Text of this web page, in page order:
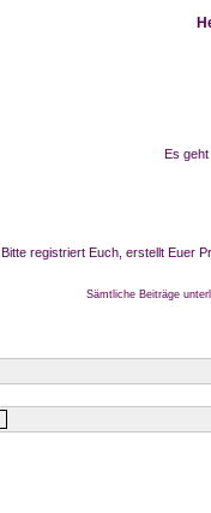
Es geht
Bitte registriert Euch, erstellt Euer
Sämtliche Beiträge